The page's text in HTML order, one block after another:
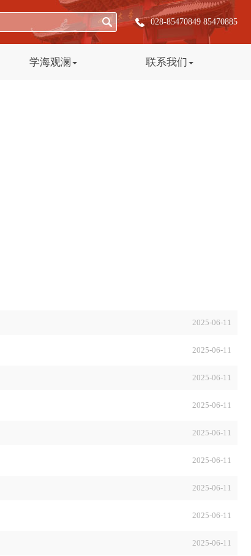
028-85470849 85470885
学海观澜 联系我们
2025-06-11
2025-06-11
2025-06-11
2025-06-11
2025-06-11
2025-06-11
2025-06-11
2025-06-11
2025-06-11